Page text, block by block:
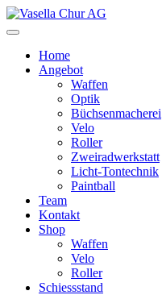
Home
Angebot
Waffen
Optik
Büchsenmacherei
Velo
Roller
Zweiradwerkstatt
Licht-Tontechnik
Paintball
Team
Kontakt
Shop
Waffen
Velo
Roller
Schiessstand